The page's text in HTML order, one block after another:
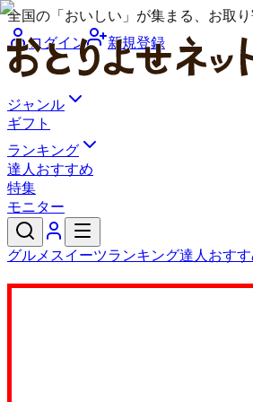
全国の「おいしい」が集まる、お取
ログイン
新規登録
ジャンル
ギフト
ランキング
達人おすすめ
特集
モニター
グルメ スイーツランキング達人おすす